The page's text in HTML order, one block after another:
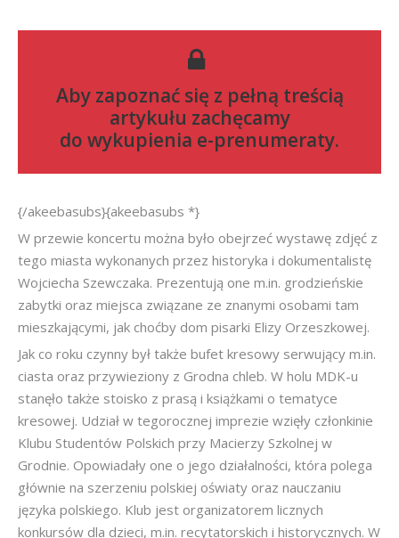
Aby zapoznać się z pełną treścią
artykułu zachęcamy
do wykupienia e-prenumeraty.
{/akeebasubs}{akeebasubs *}
W przewie koncertu można było obejrzeć wystawę zdjęć z
tego miasta wykonanych przez historyka i dokumentalistę
Wojciecha Szewczaka. Prezentują one m.in. grodzieńskie
zabytki oraz miejsca związane ze znanymi osobami tam
mieszkającymi, jak choćby dom pisarki Elizy Orzeszkowej.
Jak co roku czynny był także bufet kresowy serwujący m.in.
ciasta oraz przywieziony z Grodna chleb. W holu MDK-u
stanęło także stoisko z prasą i książkami o tematyce
kresowej. Udział w tegorocznej imprezie wzięły członkinie
Klubu Studentów Polskich przy Macierzy Szkolnej w
Grodnie. Opowiadały one o jego działalności, która polega
głównie na szerzeniu polskiej oświaty oraz nauczaniu
języka polskiego. Klub jest organizatorem licznych
konkursów dla dzieci, m.in. recytatorskich i historycznych. W